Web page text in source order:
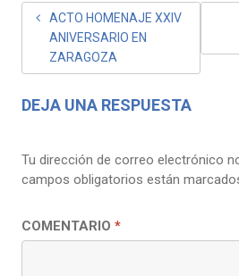
NAVEGACIÓN
ENTRADAS
ACTO HOMENAJE XXIV
ANIVERSARIO EN
ZARAGOZA
DEJA UNA RESPUESTA
Tu dirección de correo electrónico
campos obligatorios están
COMENTARIO *